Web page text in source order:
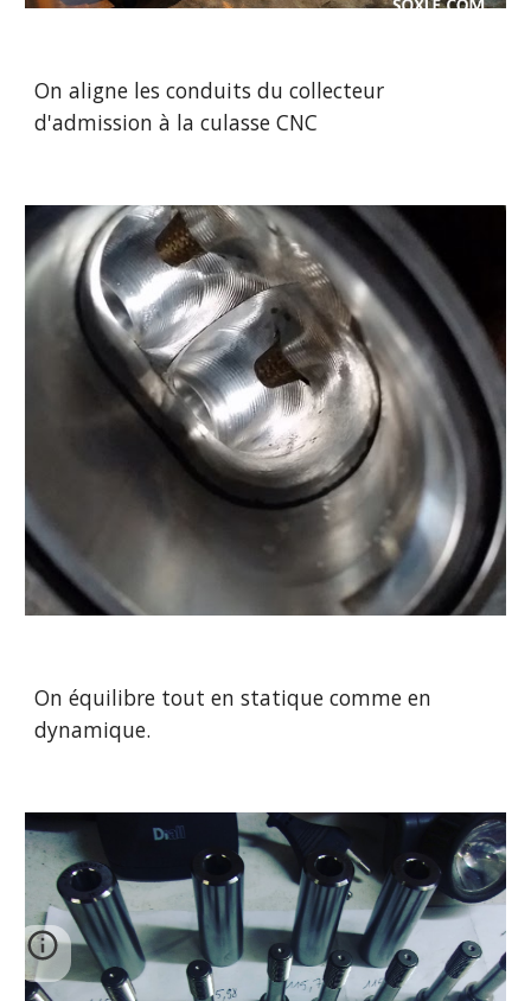
On aligne les conduits du collecteur
d'admission à la culasse CNC
On équilibre tout en statique comme en
dynamique.